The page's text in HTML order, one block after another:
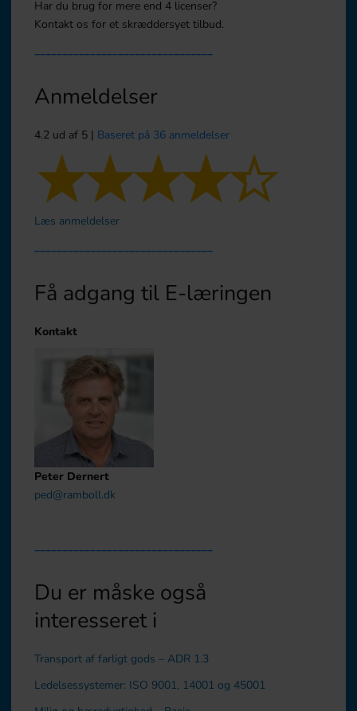
Har du brug for mere end 4 licenser?
Kontakt os for et skræddersyet tilbud.
________________________________
Anmeldelser
4.2 ud af 5 | Baseret på 36 anmeldelser
Læs anmeldelser
Få adgang til E-læringen
Kontakt
Peter Dernert
ped@ramboll.dk
________________________________
Du er måske også
interesseret i
Transport af farligt gods – ADR 1.3
Ledelsessystemer: ISO 9001, 14001 og 45001